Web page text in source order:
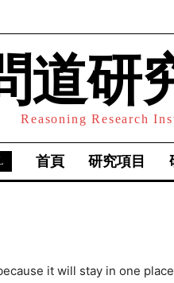
致力于复兴中华
并搭建东西方科
梁。我们根植于
厚的科学智慧，
，探索宇宙、
社会的深层规
研究与跨学科
供基于传统智慧
道研
Reasoning Research
首頁 研究項目
it will stay in one